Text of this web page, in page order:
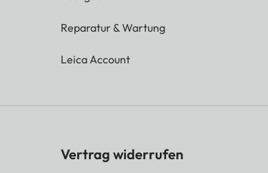
Reparatur & Wartung
Leica Account
Vertrag widerrufen